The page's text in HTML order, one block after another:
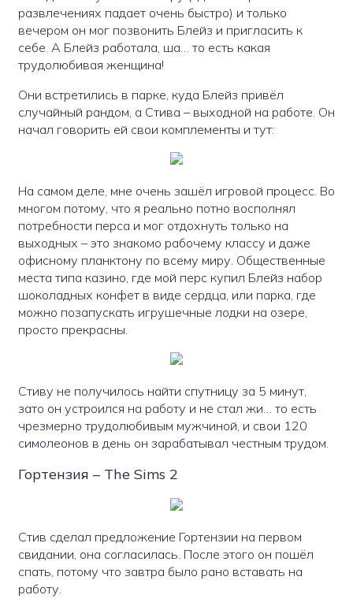
развлечениях падает очень быстро) и только
вечером он мог позвонить Блейз и пригласить к
себе. А Блейз работала, ша… то есть какая
трудолюбивая женщина!
Они встретились в парке, куда Блейз привёл
случайный рандом, а Стива – выходной на работе. Он
начал говорить ей свои комплементы и тут:
На самом деле, мне очень зашёл игровой процесс. Во
многом потому, что я реально потно восполнял
потребности перса и мог отдохнуть только на
выходных – это знакомо рабочему классу и даже
офисному планктону по всему миру. Общественные
места типа казино, где мой перс купил Блейз набор
шоколадных конфет в виде сердца, или парка, где
можно позапускать игрушечные лодки на озере,
просто прекрасны.
Стиву не получилось найти спутницу за 5 минут,
зато он устроился на работу и не стал жи… то есть
чрезмерно трудолюбивым мужчиной, и свои 120
симолеонов в день он зарабатывал честным трудом.
Гортензия – The Sims 2
Стив сделал предложение Гортензии на первом
свидании, она согласилась. После этого он пошёл
спать, потому что завтра было рано вставать на
работу.